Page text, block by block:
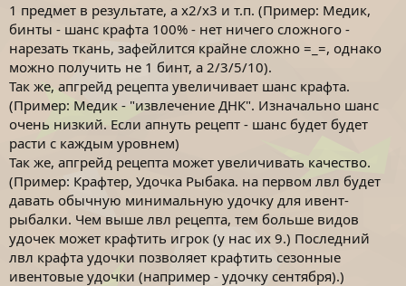
1 предмет в результате, а х2/х3 и т.п. (Пример: Медик,
бинты - шанс крафта 100% - нет ничего сложного -
нарезать ткань, зафейлится крайне сложно =_=, однако
можно получить не 1 бинт, а 2/3/5/10).
Так же, апгрейд рецепта увеличивает шанс крафта.
(Пример: Медик - "извлечение ДНК". Изначально шанс
очень низкий. Если апнуть рецепт - шанс будет будет
расти с каждым уровнем)
Так же, апгрейд рецепта может увеличивать качество.
(Пример: Крафтер, Удочка Рыбака. на первом лвл будет
давать обычную минимальную удочку для ивент-
рыбалки. Чем выше лвл рецепта, тем больше видов
удочек может крафтить игрок (у нас их 9.) Последний
лвл крафта удочки позволяет крафтить сезонные
ивентовые удочки (например - удочку сентября).)